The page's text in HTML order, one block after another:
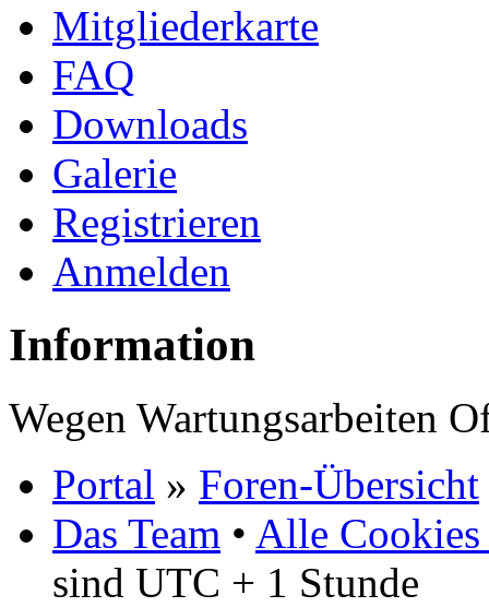
Mitgliederkarte
FAQ
Downloads
Galerie
Registrieren
Anmelden
Information
Wegen Wartungsarbeiten
Portal » Foren-Übersicht
Das Team • Alle Cookies
sind UTC + 1 Stunde